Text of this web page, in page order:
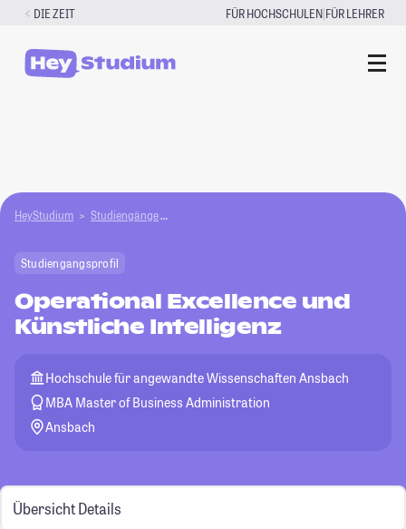
Zum
springen
DIE ZEIT FÜR HOCHSCHULEN|FÜR LEHRER
HeyStudium Studiengänge Operational Excellence und Künstliche
Studiengangsprofil
Operational Excellence und
Künstliche Intelligenz
Hochschule für angewandte Wissenschaften Ansbach
MBA Master of Business Administration
Ansbach
Übersicht Details